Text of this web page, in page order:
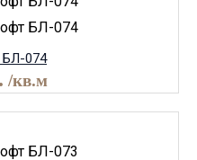
БЛ-074
/кв.м